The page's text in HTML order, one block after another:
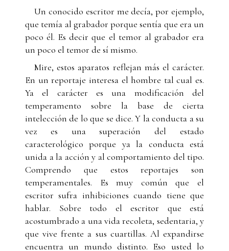
Un conocido escritor me decía, por ejemplo,
que temía al grabador porque sentía que era un
poco él. Es decir que el temor al grabador era
un poco el temor de sí mismo.
Mire, estos aparatos reflejan más el carácter.
En un reportaje interesa el hombre tal cual es.
Ya el carácter es una modificación del
temperamento sobre la base de cierta
intelección de lo que se dice. Y la conducta a su
vez es una superación del estado
caracterológico porque ya la conducta está
unida a la acción y al comportamiento del tipo.
Comprendo que estos reportajes son
temperamentales. Es muy común que el
escritor sufra inhibiciones cuando tiene que
hablar. Sobre todo el escritor que está
acostumbrado a una vida recoleta, sedentaria, y
que vive frente a sus cuartillas. Al expandirse
encuentra un mundo distinto. Eso usted lo